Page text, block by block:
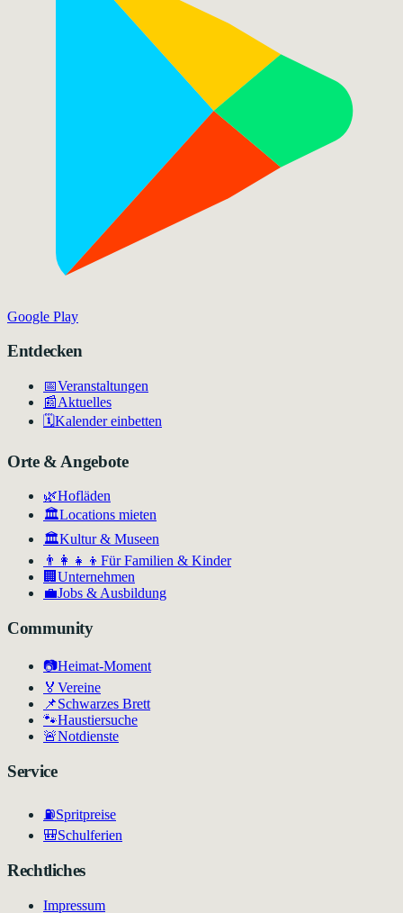
Google Play
Entdecken
📅Veranstaltungen
📰Aktuelles
🗓️Kalender einbetten
Orte & Angebote
🌿Hofläden
🏛️Locations mieten
🏛Kultur & Museen
👨‍👩‍👧‍👦 Für Familien & Kinder
🏢 Unternehmen
💼Jobs & Ausbildung
Community
📷Heimat-Moment
🏅 Vereine
📌Schwarzes Brett
🐾Haustiersuche
🚨Notdienste
Service
⛽Spritpreise
🎒Schulferien
Rechtliches
Impressum